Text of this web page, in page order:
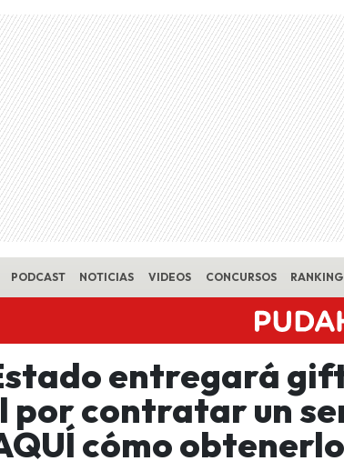
PODCAST NOTICIAS VIDEOS CONCURSOS RANKING
entregará
por contratar un
cómo obtenerlo